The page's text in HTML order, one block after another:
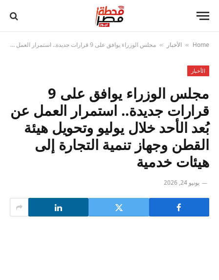
Home
» الأخبار » مجلس الوزراء يوافق على 9 قرارات جديدة.. استمرار العمل عن بُعد الأحد خلال يوليو وتحويل هيئة القطن وجهاز تنمية التجارة إلى هيئات خدمية
الأخبار
مجلس الوزراء يوافق على 9
قرارات جديدة.. استمرار العمل عن
بُعد الأحد خلال يوليو وتحويل هيئة
القطن وجهاز تنمية التجارة إلى
هيئات خدمية
يونيو 24, 2026